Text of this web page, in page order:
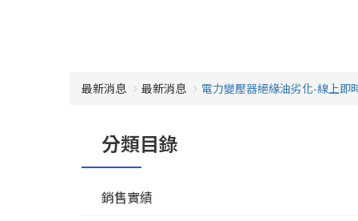
最新消息 最新消息 電力變壓器絕緣油劣化-線上即
分類目錄
銷售實績